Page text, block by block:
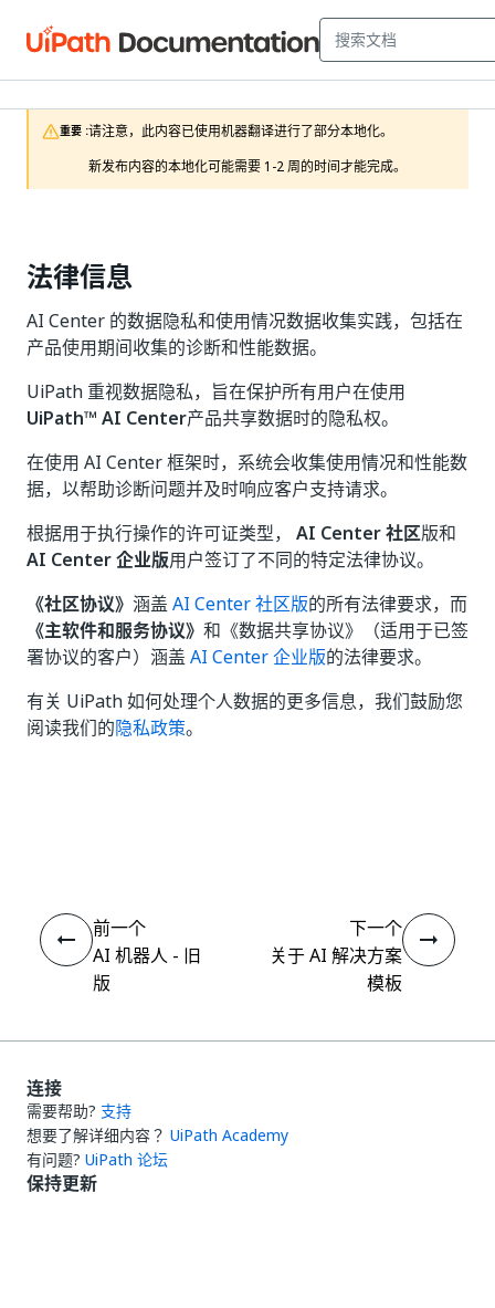
重要 :请注意，此内容已使用机器翻译进行了部分本地化。
新发布内容的本地化可能需要 1-2 周的时间才能完成。
法律信息
AI Center 的数据隐私和使用情况数据收集实践，包括在
产品使用期间收集的诊断和性能数据。
UiPath 重视数据隐私，旨在保护所有用户在使用
UiPath™ AI Center产品共享数据时的隐私权。
在使用 AI Center 框架时，系统会收集使用情况和性能数
据，以帮助诊断问题并及时响应客户支持请求。
根据用于执行操作的许可证类型， AI Center 社区版和
AI Center 企业版用户签订了不同的特定法律协议。
《社区协议》 涵盖AI Center 社区版的所有法律要求，而
《主软件和服务协议》 和《数据共享协议》（适用于已签
署协议的客户）涵盖AI Center 企业版的法律要求。
有关 UiPath 如何处理个人数据的更多信息，我们鼓励您
阅读我们的隐私政策。
前一个
AI 机器人 - 旧
版
下一个
关于 AI 解决方案
模板
连接
需要帮助? 支持
想要了解详细内容？ UiPath Academy
有问题? UiPath 论坛
保持更新